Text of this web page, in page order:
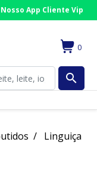
App Cliente Vip
0
search
Linguiça